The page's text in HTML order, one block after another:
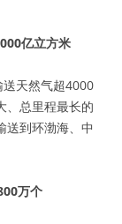
亿立方米
送天然气超4000
、总里程最长的
送到环渤海、中
万个